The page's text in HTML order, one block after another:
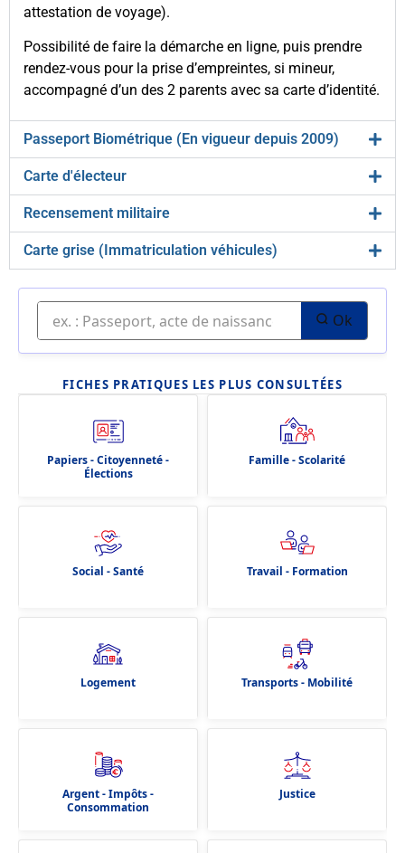
attestation de voyage).
Possibilité de faire la démarche en ligne, puis prendre
rendez-vous pour la prise d’empreintes, si mineur,
accompagné d’un des 2 parents avec sa carte d’identité.
Passeport Biométrique (En vigueur depuis 2009)
Carte d'électeur
Recensement militaire
Carte grise (Immatriculation véhicules)
Ok
FICHES PRATIQUES LES PLUS CONSULTÉES
Papiers - Citoyenneté -
Élections
Famille - Scolarité
Social - Santé Travail - Formation
Logement Transports - Mobilité
Argent - Impôts -
Consommation
Justice